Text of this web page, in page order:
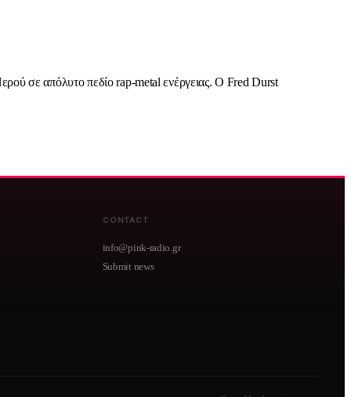
σε απόλυτο πεδίο rap-metal ενέργειας. Ο Fred Durst
CONTACT
info@pink-radio.gr
Submit news